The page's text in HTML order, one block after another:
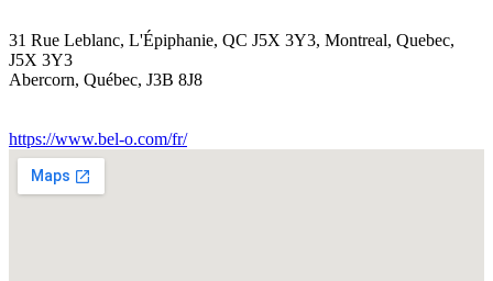
31 Rue Leblanc, L'Épiphanie, QC J5X 3Y3, Montreal, Quebec,
J5X 3Y3
Abercorn, Québec, J3B 8J8
https://www.bel-o.com/fr/